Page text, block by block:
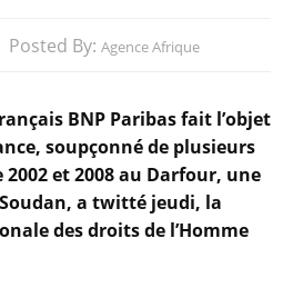
Posted By: Agence Afrique
BNP Paribas fait l’objet
soupçonné de plusieurs
et 2008 au Darfour, une
a twitté jeudi, la
des droits de l’Homme